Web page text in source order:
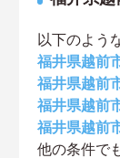
以下のよう
福井県越前
福井県越前
福井県越前
福井県越前
他の条件で